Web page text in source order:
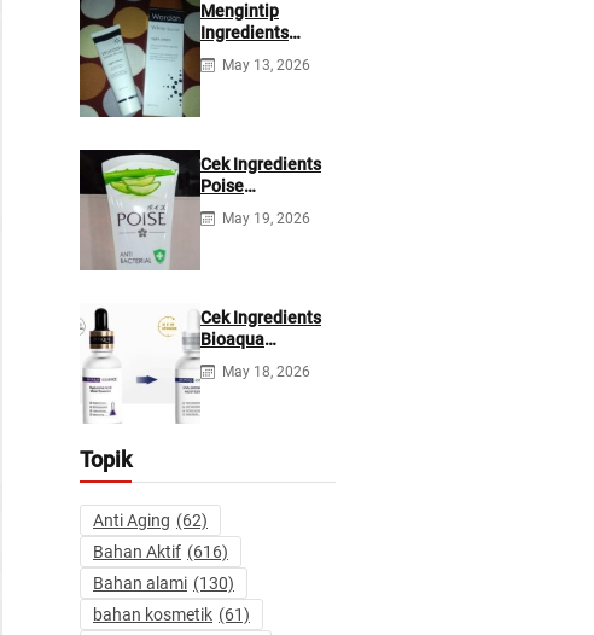
Mengintip
Ingredients
Wardah White
Secret Night
May 13, 2026
Cek Ingredients
Poise
Antibacterial
Facial Foam
May 19, 2026
Cek Ingredients
Bioaqua
Hyaluronic acid
Serum
May 18, 2026
Topik
Anti Aging (62)
Bahan Aktif (616)
Bahan alami (130)
bahan kosmetik (61)